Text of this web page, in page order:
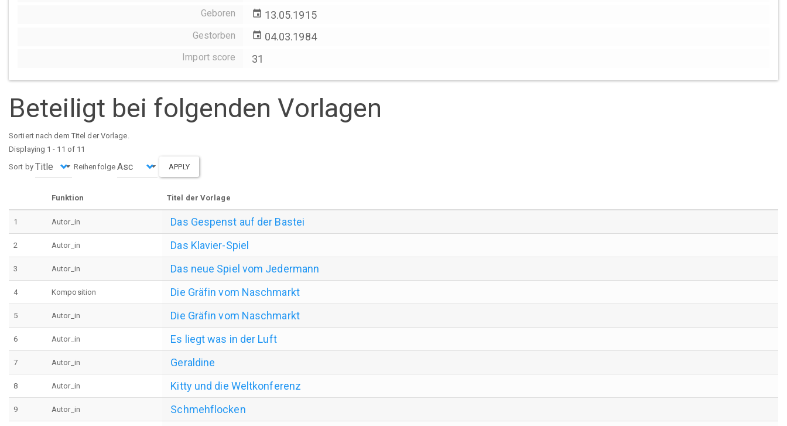
Geboren event 13.05.1915
Gestorben event 04.03.1984
Import score 31
Beteiligt bei folgenden Vorlagen
Sortiert nach dem Titel der Vorlage.
Displaying 1 - 11 of 11
Sort by
Reihenfolge APPLY
Funktion Titel der Vorlage
1 Autor_in Das Gespenst auf der Bastei
2 Autor_in Das Klavier-Spiel
3 Autor_in Das neue Spiel vom Jedermann
4 Komposition Die Gräfin vom Naschmarkt
5 Autor_in Die Gräfin vom Naschmarkt
6 Autor_in Es liegt was in der Luft
7 Autor_in Geraldine
8 Autor_in Kitty und die Weltkonferenz
9 Autor_in Schmehflocken